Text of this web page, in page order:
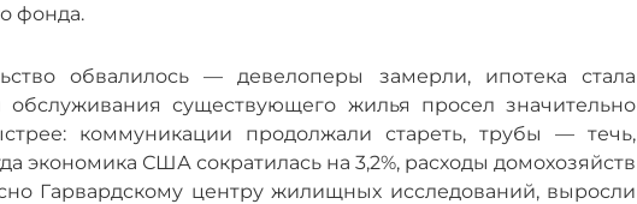
фонда.
обвалилось — девелоперы замерли, ипотека стала
существующего жилья просел значительно
коммуникации продолжали стареть, трубы — течь,
экономика США сократилась на 3,2%, расходы домохозяйств
Гарвардскому центру жилищных исследований, выросли